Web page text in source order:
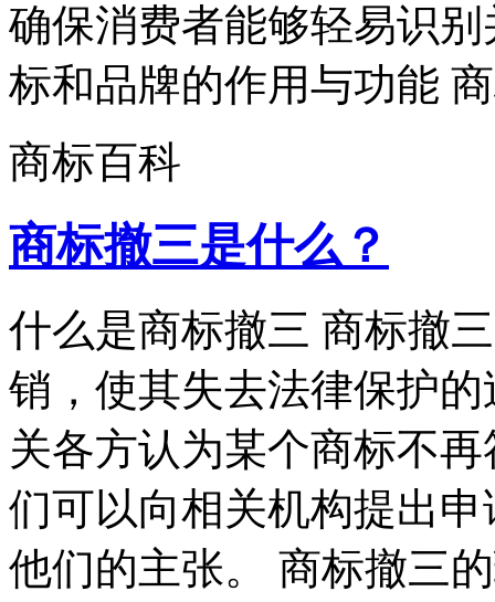
确保消费者能够轻易识
标和品牌的作用与功能
商标百科
商标撤三是什么？
什么是商标撤三 商标撤
销，使其失去法律保护
关各方认为某个商标不
们可以向相关机构提出
他们的主张。 商标撤三